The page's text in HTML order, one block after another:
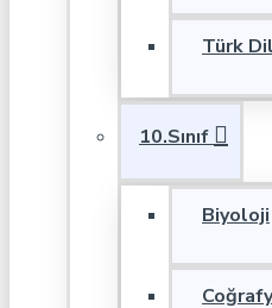
Türk
10.Sınıf
Biyoloji